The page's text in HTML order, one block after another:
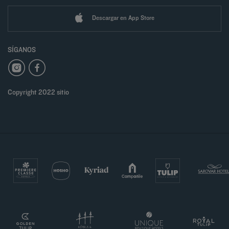
Descargar en App Store
SÍGANOS
Copyright 2022 sitio